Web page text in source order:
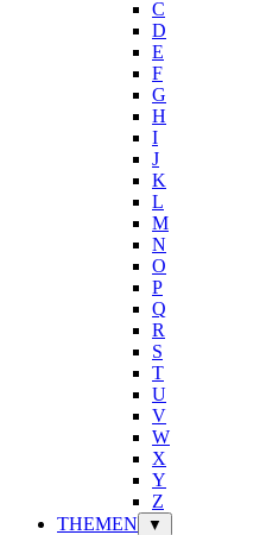
C
D
E
F
G
H
I
J
K
L
M
N
O
P
Q
R
S
T
U
V
W
X
Y
Z
THEMEN
▼